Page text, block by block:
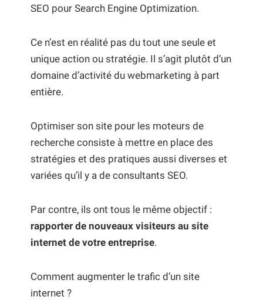
SEO pour Search Engine Optimization.
Ce n’est en réalité pas du tout une seule et
unique action ou stratégie. Il s’agit plutôt d’un
domaine d’activité du webmarketing à part
entière.
Optimiser son site pour les moteurs de
recherche consiste à mettre en place des
stratégies et des pratiques aussi diverses et
variées qu’il y a de consultants SEO.
Par contre, ils ont tous le même objectif :
rapporter de nouveaux visiteurs au site
internet de votre entreprise.
Comment augmenter le trafic d’un site
internet ?